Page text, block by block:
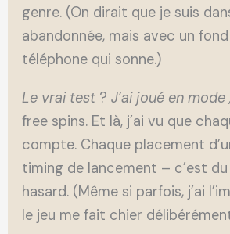
genre. (On dirait que je suis
abandonnée, mais avec un
téléphone qui sonne.)
Le vrai test ?J’ai joué en mode
free spins. Et là, j’ai vu que
compte. Chaque placement
timing de lancement – c’est
hasard. (Même si parfois, j’ai
le jeu me fait chier